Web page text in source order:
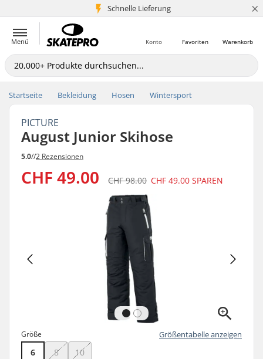
Schnelle Lieferung
5+ Mio. Kunden ×
Menü Warenkorb
Favoriten
Konto
Startseite Bekleidung Hosen Wintersport
PICTURE
August Junior Skihose
5.0//2 Rezensionen
CHF 49.00 CHF 98.00 CHF 49.00 SPAREN
Größe Größentabelle anzeigen
6 8 10